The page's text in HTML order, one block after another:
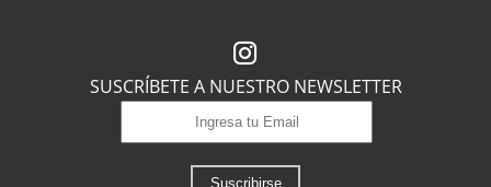
SUSCRÍBETE A NUESTRO NEWSLETTER
Suscribirse